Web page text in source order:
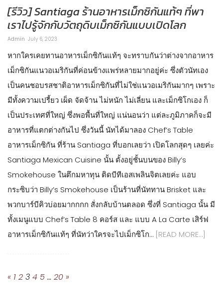
[รีวิว] Santiaga ร้านอาหารเม็กซิกันแท้ๆ ที่พา
เราไปรู้จักกับวัตถุดิบเม็กซิกันแบบเปิดโลก
Admin July 6, 2023
หากใครเคยทานอาหารเม็กซิกันแท้ๆ จะทราบกันว่าต่างจากอาหาร
เม็กซิกันแนวอเมริกันที่ค่อนข้างแพร่หลายมากอยู่ค่ะ ซึ่งตัวนัทเอง
เป็นคนชอบรสชาติอาหารเม็กซิกันที่ไม่ใช่แนวอเมริกันมากๆ เพราะ
มีทั้งความเปรี้ยว เผ็ด จัดจ้าน ไม่หนัก ไม่เลี่ยน และเม็กซิโกเอง ก็
เป็นประเทศที่ใหญ่ ซึ่งพอพื้นที่ใหญ่ แน่นอนว่า แต่ละภูมิภาคก็จะมี
อาหารที่แตกต่างกันไป ซึ่งวันนี้ นัทได้มาลอง Chef’s Table
อาหารเม็กซิกัน ที่ร้าน Santiaga ที่บอกเลยว่า เปิดโลกสุดๆ เลยค่ะ
Santiaga Mexican Cuisine นั้น ตั้งอยู่ชั้นบนของ Billy’s
Smokehouse ในตึกมหาทุน ติดบีทีเอสเพลินจิตเลยค่ะ แอบ
กระซิบว่า Billy’s Smokehouse เป็นร้านที่นัททาน Brisket และ
พวกบาร์บีคิวบ่อยมากกกก สั่งกลับบ้านตลอด ซึ่งที่ Santiaga นั้น มี
ทั้งเมนูแบบ Chef’s Table 8 คอร์ส และ แบบ A La Carte เสิร์ฟ
อาหารเม็กซิกันแท้ๆ ที่นัทว่าใครจะไปเม็กซิโก… [READ MORE…]
Pagination
« 1 2 3 4 5 … 20 »